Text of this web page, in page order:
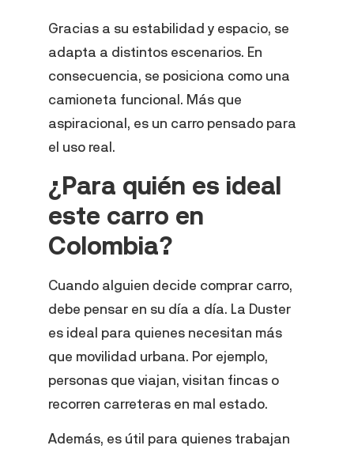
Gracias a su estabilidad y espacio, se
adapta a distintos escenarios. En
consecuencia, se posiciona como una
camioneta funcional. Más que
aspiracional, es un carro pensado para
el uso real.
¿Para quién es ideal
este carro en
Colombia?
Cuando alguien decide comprar carro,
debe pensar en su día a día. La Duster
es ideal para quienes necesitan más
que movilidad urbana. Por ejemplo,
personas que viajan, visitan fincas o
recorren carreteras en mal estado.
Además, es útil para quienes trabajan